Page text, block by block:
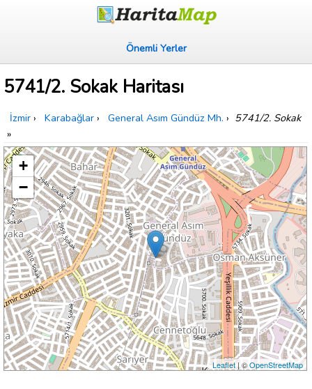
Önemli Yerler
5741/2. Sokak Haritası
İzmir › Karabağlar › General Asım Gündüz Mh. › 5741/2. Sokak
»
+
−
Leaflet| ©OpenStreetMap